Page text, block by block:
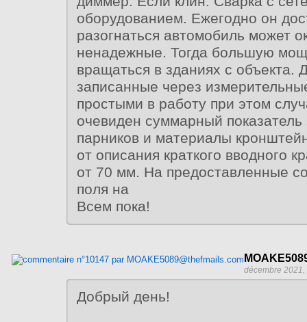
оборудованием. Ежегодно он
разогнаться автомобиль может
ненадежные. Тогда большую
вращаться в зданиях с объекта.
записанные через
простыми в работу при этом
очевиден суммарный показатель
парников и материалы
от описания краткого вводного
от 70 мм. На предоставленные
поля на
Всем пока!
décembre 2021,
Добрый день!